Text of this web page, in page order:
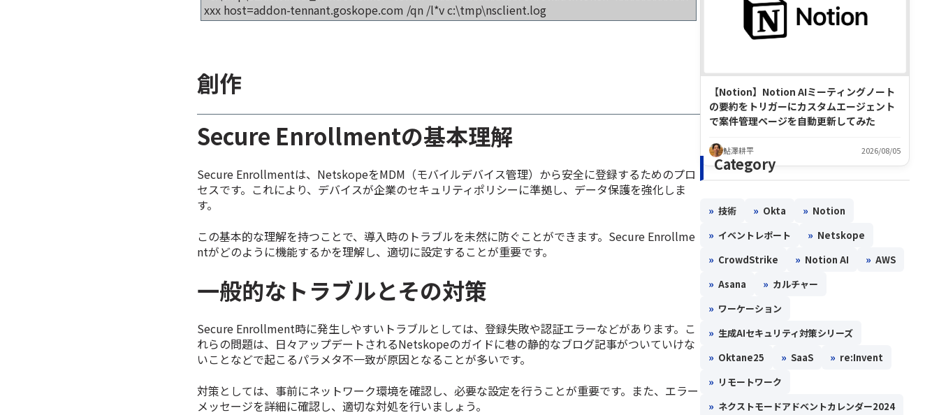
xxx host=addon-tennant.goskope.com /qn /l*v c:\tmp\nsclient.log
創作
Secure Enrollmentの基本理解
Secure Enrollmentは、NetskopeをMDM（モバイルデバイス管理）から安全に登録するためのプロ
セスです。これにより、デバイスが企業のセキュリティポリシーに準拠し、データ保護を強化しま
す。
この基本的な理解を持つことで、導入時のトラブルを未然に防ぐことができます。Secure Enrollme
ntがどのように機能するかを理解し、適切に設定することが重要です。
一般的なトラブルとその対策
Secure Enrollment時に発生しやすいトラブルとしては、登録失敗や認証エラーなどがあります。こ
れらの問題は、日々アップデートされるNetskopeのガイドに巷の静的なブログ記事がついていけな
いことなどで起こるパラメタ不一致が原因となることが多いです。
対策としては、事前にネットワーク環境を確認し、必要な設定を行うことが重要です。また、エラー
メッセージを詳細に確認し、適切な対処を行いましょう。
【Notion】Notion AIミーティングノート
の要約をトリガーにカスタムエージェント
で案件管理ページを自動更新してみた
鮎澤耕平 2026/08/05
Category
» 技術 » Okta » Notion
» イベントレポート » Netskope
» CrowdStrike » Notion AI » AWS
» Asana » カルチャー
» ワーケーション
» 生成AIセキュリティ対策シリーズ
» Oktane25 » SaaS » re:Invent
» リモートワーク
» ネクストモードアドベントカレンダー2024